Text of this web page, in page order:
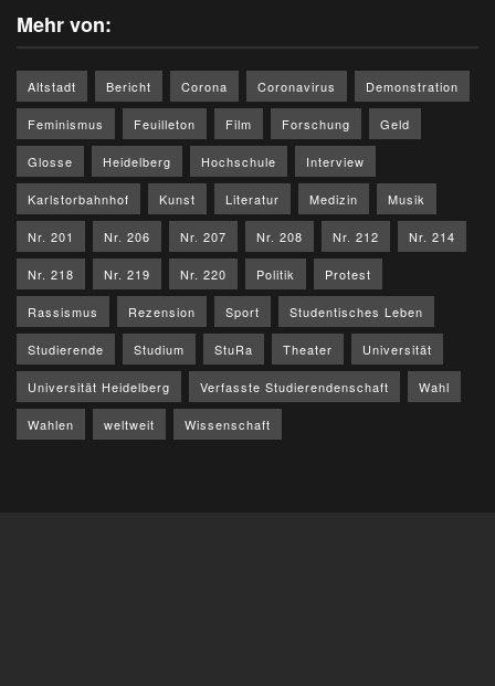
Mehr von:
Altstadt Bericht Corona Coronavirus Demonstration
Feminismus Feuilleton Film Forschung Geld
Glosse Heidelberg Hochschule Interview
Karlstorbahnhof Kunst Literatur Medizin Musik
Nr. 201 Nr. 206 Nr. 207 Nr. 208 Nr. 212 Nr. 214
Nr. 218 Nr. 219 Nr. 220 Politik Protest
Rassismus Rezension Sport Studentisches Leben
Studierende Studium StuRa Theater Universität
Universität Heidelberg Verfasste Studierendenschaft Wahl
Wahlen weltweit Wissenschaft